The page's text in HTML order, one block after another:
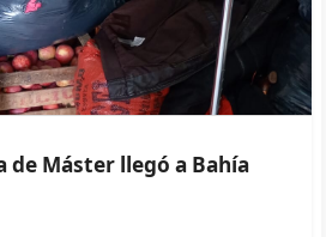
de Máster llegó a Bahía